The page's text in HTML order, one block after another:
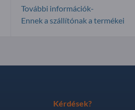
További információk-
Ennek a szállítónak a termékei
Kérdések?